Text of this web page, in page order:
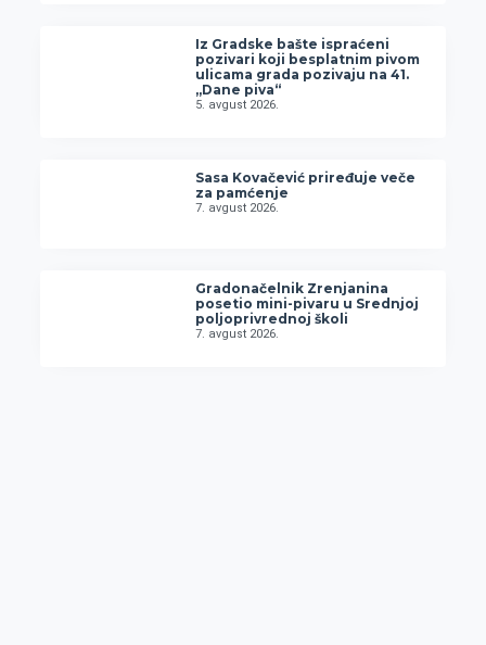
Iz Gradske bašte ispraćeni
pozivari koji besplatnim pivom
ulicama grada pozivaju na 41.
„Dane piva“
5. avgust 2026.
Sasa Kovačević priređuje veče
za pamćenje
7. avgust 2026.
Gradonačelnik Zrenjanina
posetio mini-pivaru u Srednjoj
poljoprivrednoj školi
7. avgust 2026.